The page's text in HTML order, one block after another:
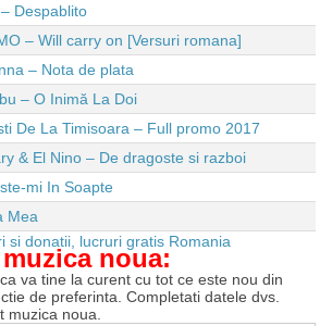
Despablito
– Will carry on [Versuri romana]
– Nota de plata
– O Inimă La Doi
De La Timisoara – Full promo 2017
& El Nino – De dragoste si razboi
mi In Soapte
Mea
noua:
va tine la curent cu tot ce este nou din
de preferinta. Completati datele dvs.
muzica noua.